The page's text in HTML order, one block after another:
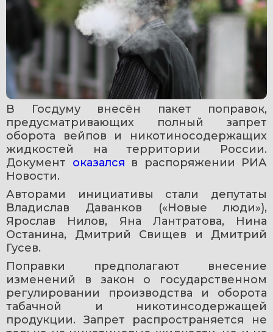
В Госдуму внесён пакет поправок,
предусматривающих полный запрет
оборота вейпов и никотиносодержащих
жидкостей на территории России.
Документ оказался в распоряжении РИА
Новости.
Авторами инициативы стали депутаты
Владислав Даванков («Новые люди»),
Ярослав Нилов, Яна Лантратова, Нина
Останина, Дмитрий Свищев и Дмитрий
Гусев.
Поправки предполагают внесение
изменений в закон о государственном
регулировании производства и оборота
табачной и никотинсодержащей
продукции. Запрет распространяется не